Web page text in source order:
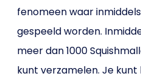
fenomeen waar
gespeeld worden.
meer dan 1000
kunt verzamelen. Je